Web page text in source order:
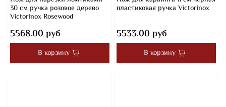
30 см ручка розовое дерево
Victorinox Rosewood
5568.00 руб
В корзину
пластиковая ручка Victorinox
5533.00 руб
В корзину